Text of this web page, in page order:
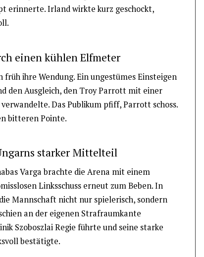
erinnerte. Irland wirkte kurz geschockt,
einen kühlen Elfmeter
ihre Wendung. Ein ungestümes Einsteigen
den Ausgleich, den Troy Parrott mit einer
Das Publikum pfiff, Parrott schoss.
bitteren Pointe.
starker Mittelteil
Varga brachte die Arena mit einem
Linksschuss erneut zum Beben. In
Mannschaft nicht nur spielerisch, sondern
an der eigenen Strafraumkante
Szoboszlai Regie führte und seine starke
bestätigte.